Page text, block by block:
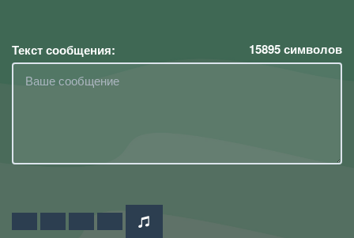
Текст сообщения: 15895символов